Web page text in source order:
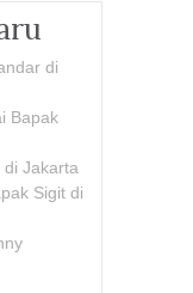
di
Bapak
di Jakarta
Sigit di